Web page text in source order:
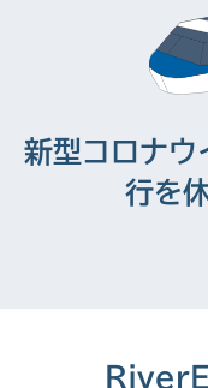
新型コロナウ
行を